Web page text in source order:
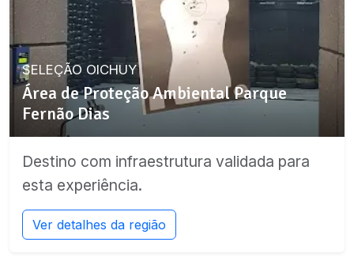
SELEÇÃO OICHUY
Área de Proteção Ambiental Parque
Fernão Dias
Destino com infraestrutura validada para
esta experiência.
Ver detalhes da região